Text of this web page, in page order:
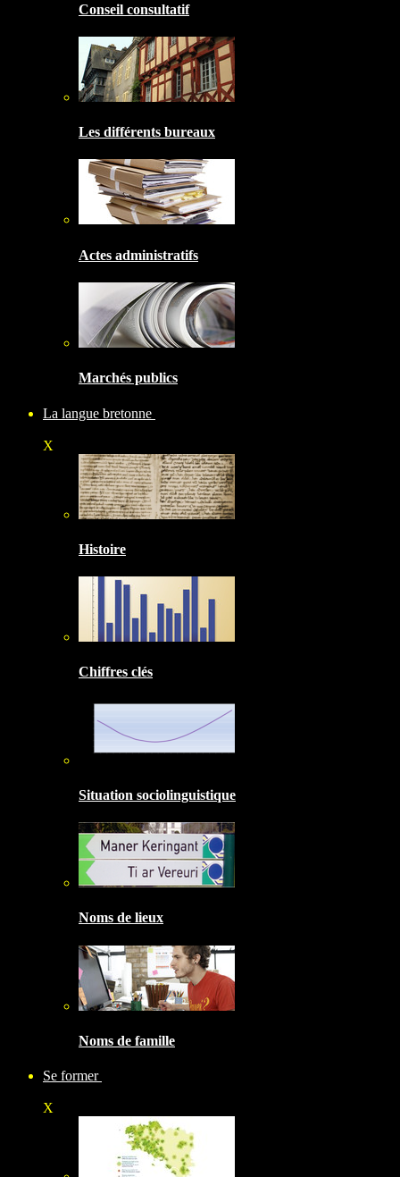
Conseil consultatif
Les différents bureaux
Actes administratifs
Marchés publics
La langue bretonne
X
Histoire
Chiffres clés
Situation sociolinguistique
Noms de lieux
Noms de famille
Se former
X